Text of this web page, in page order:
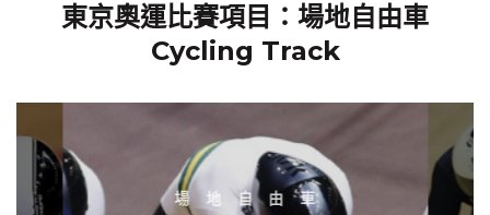
東京奧運比賽項目：場地自由車
Cycling Track
場 地 自 由 車